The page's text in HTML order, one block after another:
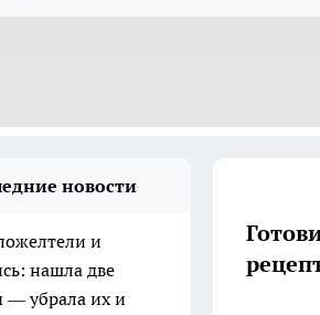
новости
и
нашла две
убрала их и